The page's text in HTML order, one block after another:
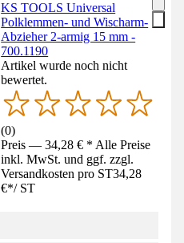
KS TOOLS Universal
Polklemmen- und Wischarm-
Abzieher 2-armig 15 mm -
700.1190
Artikel wurde noch nicht
bewertet.
(0)
Preis — 34,28 € * Alle Preise
inkl. MwSt. und ggf. zzgl.
Versandkosten pro ST34,28
€*/ ST